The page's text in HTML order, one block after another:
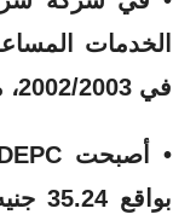
في 2002/2003، مما وفر للشركة أكثر من 7.1 مليون جنيه سنويًا.